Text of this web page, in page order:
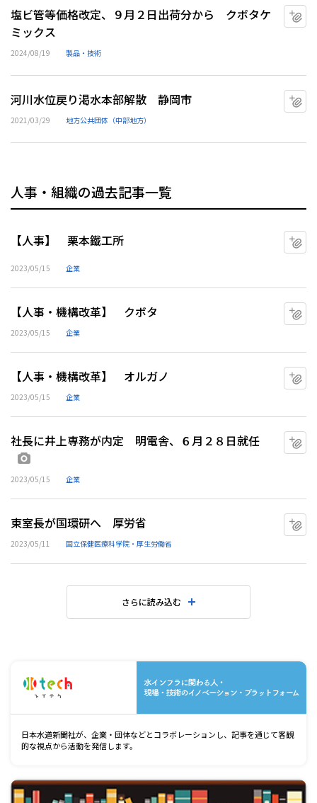
塩ビ管等価格改定、９月２日出荷分から クボタケ
ミックス
2024/08/19 製品・技術
河川水位戻り渇水本部解散 静岡市
2021/03/29 地方公共団体（中部地方）
人事・組織の過去記事一覧
【人事】 栗本鐵工所
2023/05/15 企業
【人事・機構改革】 クボタ
2023/05/15 企業
【人事・機構改革】 オルガノ
2023/05/15 企業
社長に井上専務が内定 明電舎、６月２８日就任
2023/05/15 企業
東室長が国環研へ 厚労省
2023/05/11 国立保健医療科学院・厚生労働省
さらに読み込む
日本水道新聞社が、企業・団体などとコラボレーションし、記事を通じて客観
的な視点から活動を発信します。